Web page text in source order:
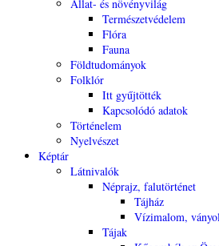
Állat- és növényvilág
Természetvédelem
Flóra
Fauna
Földtudományok
Folklór
Itt gyűjtötték
Kapcsolódó adatok
Történelem
Nyelvészet
Képtár
Látnivalók
Néprajz, falutörténet
Tájház
Vízimalom,
Tájak